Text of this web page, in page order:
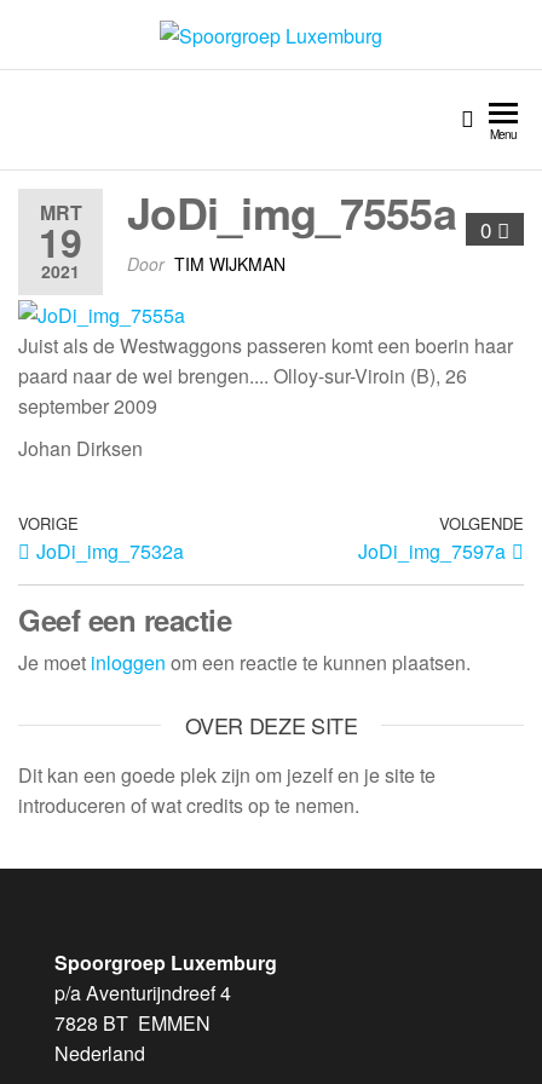
Spoorgroep Luxemburg
Menu
MRT
19
2021
0
JoDi_img_7555a
Door TIM WIJKMAN
Juist als de Westwaggons passeren komt een boerin haar
paard naar de wei brengen.... Olloy-sur-Viroin (B), 26
september 2009
Johan Dirksen
VORIGE
JoDi_img_7532a
VOLGENDE
JoDi_img_7597a
Geef een reactie
Je moet inloggen om een reactie te kunnen plaatsen.
OVER DEZE SITE
Dit kan een goede plek zijn om jezelf en je site te
introduceren of wat credits op te nemen.
Spoorgroep Luxemburg
p/a Aventurijndreef 4
7828 BT EMMEN
Nederland